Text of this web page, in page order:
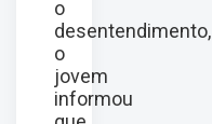
o
desentendimento,
o
jovem
informou